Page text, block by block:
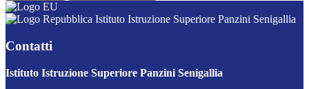
Istituto Istruzione Superiore Panzini Senigallia
Contatti
Istituto Istruzione Superiore Panzini Senigallia